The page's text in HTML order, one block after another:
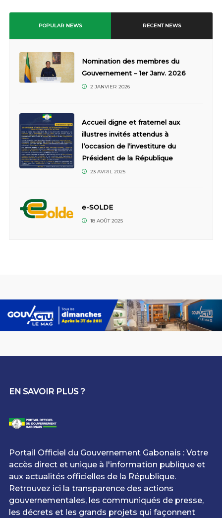
POPULAR NEWS RECENT NEWS
Nomination des membres du
Gouvernement – 1er Janv. 2026
2 JANVIER 2026
Accueil digne et fraternel aux
illustres invités attendus à
l’occasion de l’investiture du
Président de la République
23 AVRIL 2025
e-SOLDE
18 AOÛT 2025
EN SAVOIR PLUS ?
Portail Officiel du Gouvernement Gabonais : Votre
accès direct et unique à l'information publique et
aux actualités officielles de la République.
Retrouvez ici la transparence des actions
gouvernementales, les communiqués de presse,
les décrets et les grands projets qui façonnent